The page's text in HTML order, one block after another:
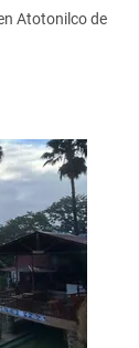
Atotonilco de